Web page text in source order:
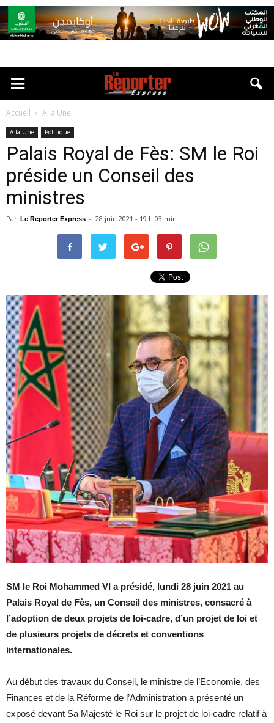
Accueil A la Une
A la Une Politique
Palais Royal de Fès: SM le Roi
préside un Conseil des
ministres
Par Le Reporter Express - 28 juin 2021 - 19 h 03 min
SM le Roi Mohammed VI a présidé, lundi 28 juin 2021 au
Palais Royal de Fès, un Conseil des ministres, consacré à
l’adoption de deux projets de loi-cadre, d’un projet de loi et
de plusieurs projets de décrets et conventions
internationales.
Au début des travaux du Conseil, le ministre de l’Economie, des
Finances et de la Réforme de l’Administration a présenté un
exposé devant Sa Majesté le Roi sur le projet de loi-cadre relatif à